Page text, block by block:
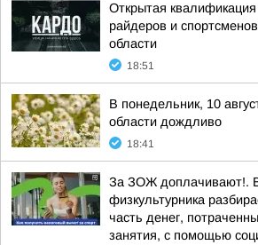
Открытая
райдеров и
области
18:51
В понедельник, 10
области дождливо
18:41
За ЗОЖ доплачивают!.
физкультурника
часть денег,
занятия, с помощью